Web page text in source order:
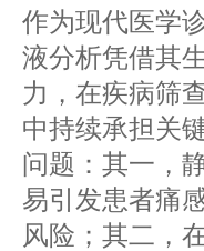
作为现代医学
液分析凭借其
力，在疾病筛
中持续承担关
问题：其一，
易引发患者痛
风险；其二，